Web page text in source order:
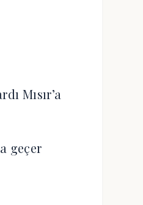
Mısır’a
geçer